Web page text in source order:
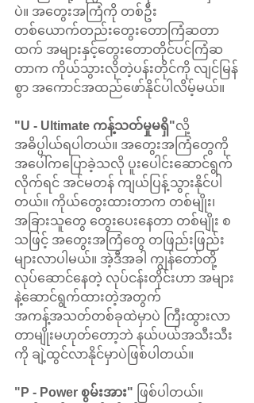
ပဲ။ အတွေးအကြံကို တစ်ဦး
တစ်ယောက်တည်းတွေးတောကြံဆတာ
ထက် အများနှင့်တွေးတောတိုင်ပင်ကြံဆ
တာက ကိုယ်သွားလိုတဲ့ပန်းတိုင်ကို လျင်မြန်
စွာ အကောင်အထည်ဖော်နိုင်ပါလိမ့်မယ်။
"U - Ultimate ကန့်သတ်မှုမရှိ"လို့
အဓိပ္ပါယ်ရပါတယ်။ အတွေးအကြံတွေကို
အပေါ်ကပြောခဲ့သလို ပူးပေါင်းဆောင်ရွက်
လိုက်ရင် အင်မတန် ကျယ်ပြန့်သွားနိုင်ပါ
တယ်။ ကိုယ်တွေးထားတာက တစ်မျိုး၊
အခြားသူတွေ တွေးပေးနေတာ တစ်မျိုး စ
သဖြင့် အတွေးအကြံတွေ တဖြည်းဖြည်း
များလာပါမယ်။ အဲ့ဒီအခါ ကျွန်တော်တို့
လုပ်ဆောင်နေတဲ့ လုပ်ငန်းတိုင်းဟာ အများ
နဲ့ဆောင်ရွက်ထားတဲ့အတွက်
အကန့်အသတ်တစ်ခုထဲမှာပဲ ကြီးထွားလာ
တာမျိုးမဟုတ်တော့ဘဲ နယ်ပယ်အသီးသီး
ကို ချဲ့ထွင်လာနိုင်မှာပဲဖြစ်ပါတယ်။
"P - Power စွမ်းအား" ဖြစ်ပါတယ်။